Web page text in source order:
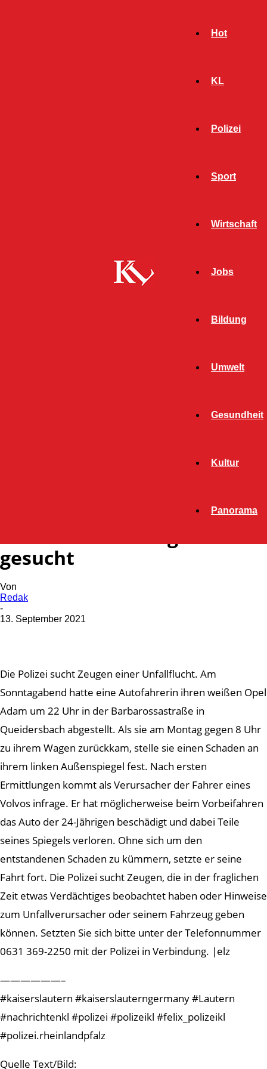
Hot
KL
Polizei
Sport
Wirtschaft
Jobs
Bildung
Umwelt
Gesundheit
Kultur
Panorama
gesucht
Von
Redak
-
13. September 2021
Die Polizei sucht Zeugen einer Unfallflucht. Am
Sonntagabend hatte eine Autofahrerin ihren weißen Opel
Adam um 22 Uhr in der Barbarossastraße in
Queidersbach abgestellt. Als sie am Montag gegen 8 Uhr
zu ihrem Wagen zurückkam, stelle sie einen Schaden an
ihrem linken Außenspiegel fest. Nach ersten
Ermittlungen kommt als Verursacher der Fahrer eines
Volvos infrage. Er hat möglicherweise beim Vorbeifahren
das Auto der 24-Jährigen beschädigt und dabei Teile
seines Spiegels verloren. Ohne sich um den
entstandenen Schaden zu kümmern, setzte er seine
Fahrt fort. Die Polizei sucht Zeugen, die in der fraglichen
Zeit etwas Verdächtiges beobachtet haben oder Hinweise
zum Unfallverursacher oder seinem Fahrzeug geben
können. Setzten Sie sich bitte unter der Telefonnummer
0631 369-2250 mit der Polizei in Verbindung. |elz
——————–
#kaiserslautern #kaiserslauterngermany #Lautern
#nachrichtenkl #polizei #polizeikl #felix_polizeikl
#polizei.rheinlandpfalz
Quelle Text/Bild: